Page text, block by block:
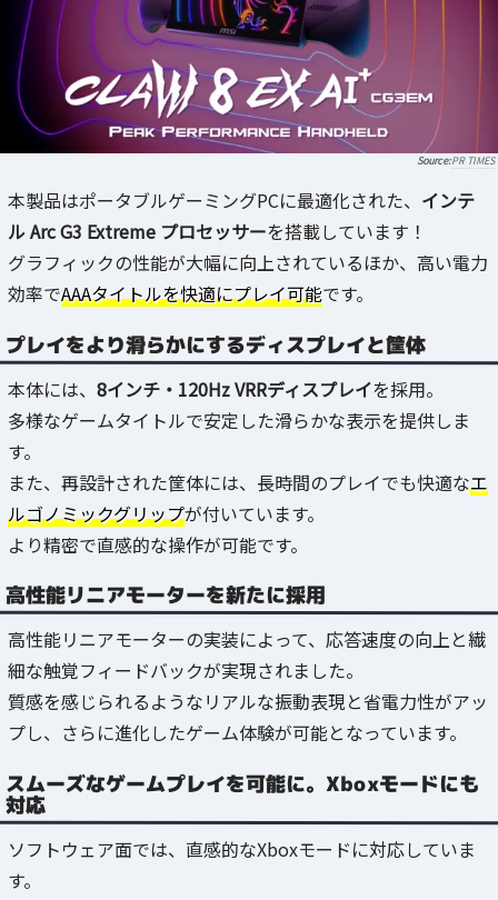
PR TIMES
本製品はポータブルゲーミングPCに最適化された、 インテ
ル Arc G3 Extreme プロセッサーを搭載しています！
グラフィックの性能が大幅に向上されているほか、高い電力
効率でAAAタイトルを快適にプレイ可能です。
プレイをより滑らかにするディスプレイと筐体
本体には、 8インチ・120Hz VRRディスプレイを採用。
多様なゲームタイトルで安定した滑らかな表示を提供しま
す。
また、再設計された筐体には、長時間のプレイでも快適なエ
ルゴノミックグリップが付いています。
より精密で直感的な操作が可能です。
高性能リニアモーターを新たに採用
高性能リニアモーターの実装によって、応答速度の向上と繊
細な触覚フィードバックが実現されました。
質感を感じられるようなリアルな振動表現と省電力性がアッ
プし、さらに進化したゲーム体験が可能となっています。
スムーズなゲームプレイを可能に。Xboxモードにも
対応
ソフトウェア面では、直感的なXboxモードに対応していま
す。